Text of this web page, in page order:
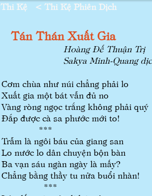
Thi Kệ < Thi Kệ Phiên Dịch
Tán Thán Xuất Gia
Hoàng Đế Thuận Trị
Sakya Minh-Quang
Cơm chùa như núi chẳng phải lo
Xuất gia một bát vẫn đủ no
Vàng ròng ngọc trắng không phải quý
Đắp được cà sa phước mới to!
***
Trẫm là ngôi báu của giang san
Lo nước lo dân chuyện bộn bàn
Ba vạn sáu ngàn ngày là mấy?
Chẳng bằng thầy tu nửa buổi nhàn!
***